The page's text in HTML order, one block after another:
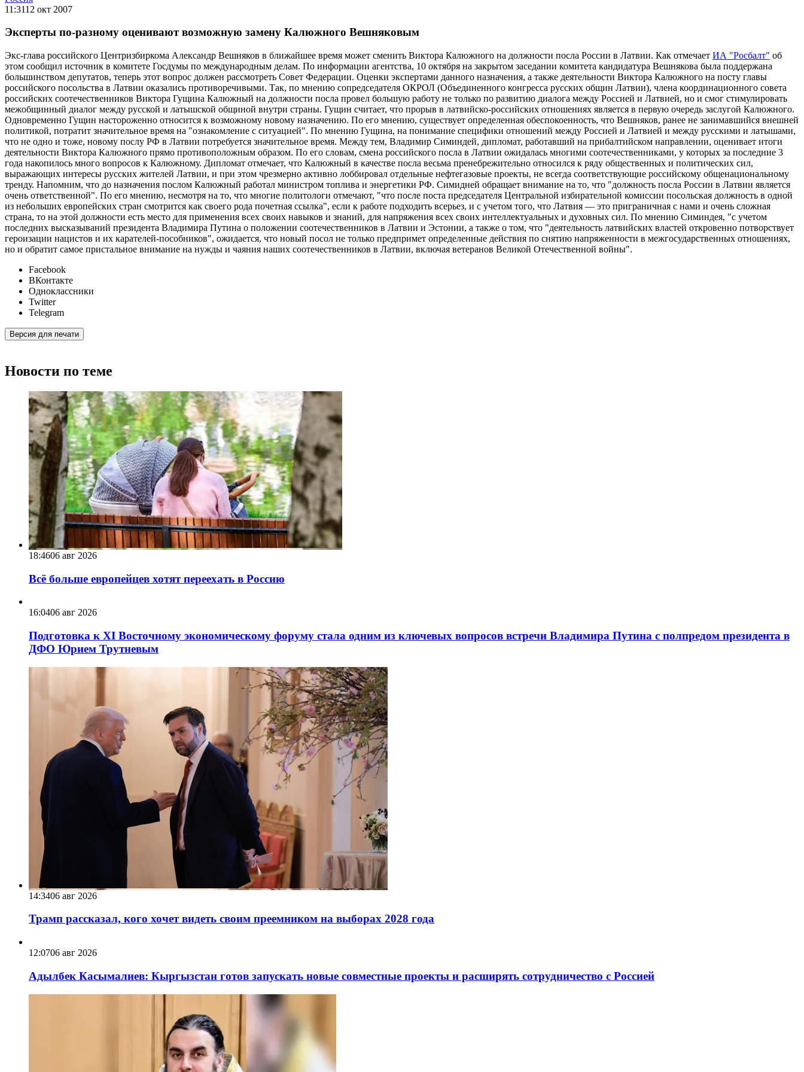
11:3112 окт 2007
Эксперты по-разному оценивают возможную замену Калюжного Вешняковым
Экс-глава российского Центризбиркома Александр Вешняков в ближайшее время может сменить Виктора Калюжного на должности посла России в Латвии. Как отмечает ИА "Росбалт" об
этом сообщил источник в комитете Госдумы по международным делам. По информации агентства, 10 октября на закрытом заседании комитета кандидатура Вешнякова была поддержана
большинством депутатов, теперь этот вопрос должен рассмотреть Совет Федерации. Оценки экспертами данного назначения, а также деятельности Виктора Калюжного на посту главы
российского посольства в Латвии оказались противоречивыми. Так, по мнению сопредседателя ОКРОЛ (Объединенного конгресса русских общин Латвии), члена координационного совета
российских соотечественников Виктора Гущина Калюжный на должности посла провел большую работу не только по развитию диалога между Россией и Латвией, но и смог стимулировать
межобщинный диалог между русской и латышской общиной внутри страны. Гущин считает, что прорыв в латвийско-российских отношениях является в первую очередь заслугой Калюжного.
Одновременно Гущин настороженно относится к возможному новому назначению. По его мнению, существует определенная обеспокоенность, что Вешняков, ранее не занимавшийся внешней
политикой, потратит значительное время на "ознакомление с ситуацией". По мнению Гущина, на понимание специфики отношений между Россией и Латвией и между русскими и латышами,
что не одно и тоже, новому послу РФ в Латвии потребуется значительное время. Между тем, Владимир Симиндей, дипломат, работавший на прибалтийском направлении, оценивает итоги
деятельности Виктора Калюжного прямо противоположным образом. По его словам, смена российского посла в Латвии ожидалась многими соотечественниками, у которых за последние 3
года накопилось много вопросов к Калюжному. Дипломат отмечает, что Калюжный в качестве посла весьма пренебрежительно относился к ряду общественных и политических сил,
выражающих интересы русских жителей Латвии, и при этом чрезмерно активно лоббировал отдельные нефтегазовые проекты, не всегда соответствующие российскому общенациональному
тренду. Напомним, что до назначения послом Калюжный работал министром топлива и энергетики РФ. Симидней обращает внимание на то, что "должность посла России в Латвии является
очень ответственной". По его мнению, несмотря на то, что многие политологи отмечают, "что после поста председателя Центральной избирательной комиссии посольская должность в одной
из небольших европейских стран смотрится как своего рода почетная ссылка", если к работе подходить всерьез, и с учетом того, что Латвия — это приграничная с нами и очень сложная
страна, то на этой должности есть место для применения всех своих навыков и знаний, для напряжения всех своих интеллектуальных и духовных сил. По мнению Симиндея, "с учетом
последних высказываний президента Владимира Путина о положении соотечественников в Латвии и Эстонии, а также о том, что "деятельность латвийских властей откровенно потворствует
героизации нацистов и их карателей-пособников", ожидается, что новый посол не только предпримет определенные действия по снятию напряженности в межгосударственных отношениях,
но и обратит самое пристальное внимание на нужды и чаяния наших соотечественников в Латвии, включая ветеранов Великой Отечественной войны".
Facebook
ВКонтакте
Одноклассники
Twitter
Telegram
Версия для печати
Новости по теме
18:4606 авг 2026
Всё больше европейцев хотят переехать в Россию
16:0406 авг 2026
Подготовка к XI Восточному экономическому форуму стала одним из ключевых вопросов встречи Владимира Путина с полпредом президента в
ДФО Юрием Трутневым
14:3406 авг 2026
Трамп рассказал, кого хочет видеть своим преемником на выборах 2028 года
12:0706 авг 2026
Адылбек Касымалиев: Кыргызстан готов запускать новые совместные проекты и расширять сотрудничество с Россией